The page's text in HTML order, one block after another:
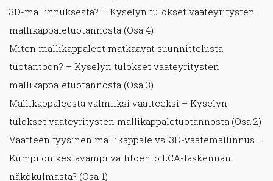
3D-mallinnuksesta? – Kyselyn tulokset vaateyritysten
mallikappaletuotannosta (Osa 4)
Miten mallikappaleet matkaavat suunnittelusta
tuotantoon? – Kyselyn tulokset vaateyritysten
mallikappaletuotannosta (Osa 3)
Mallikappaleesta valmiiksi vaatteeksi – Kyselyn
tulokset vaateyritysten mallikappaletuotannosta (Osa 2)
Vaatteen fyysinen mallikappale vs. 3D-vaatemallinnus –
Kumpi on kestävämpi vaihtoehto LCA-laskennan
näkökulmasta? (Osa 1)